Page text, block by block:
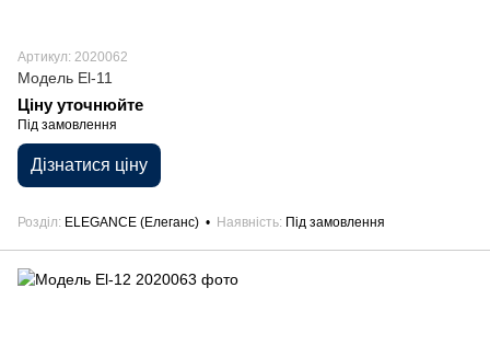
Артикул: 2020062
Модель El-11
Ціну уточнюйте
Під замовлення
Дізнатися ціну
Розділ ELEGANCE (Елеганс) Наявність Під замовлення